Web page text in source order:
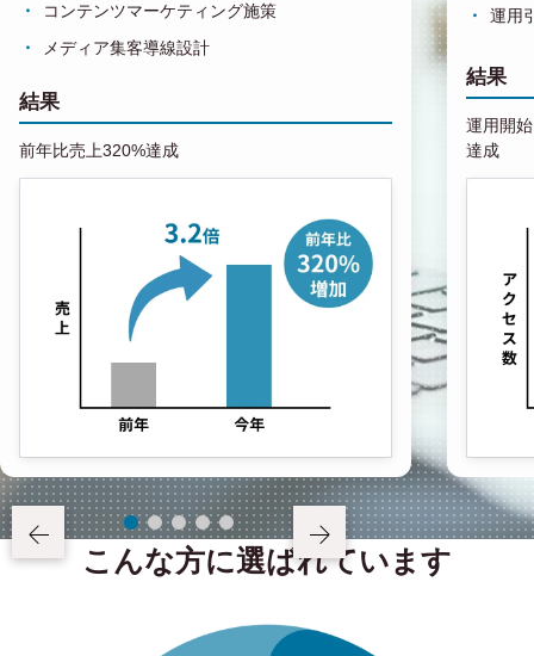
コンテンツマーケティング施策
メディア集客導線設計
結果
前年比売上320%達成
運用
結果
運用開
達成
こんな方に選ばれています